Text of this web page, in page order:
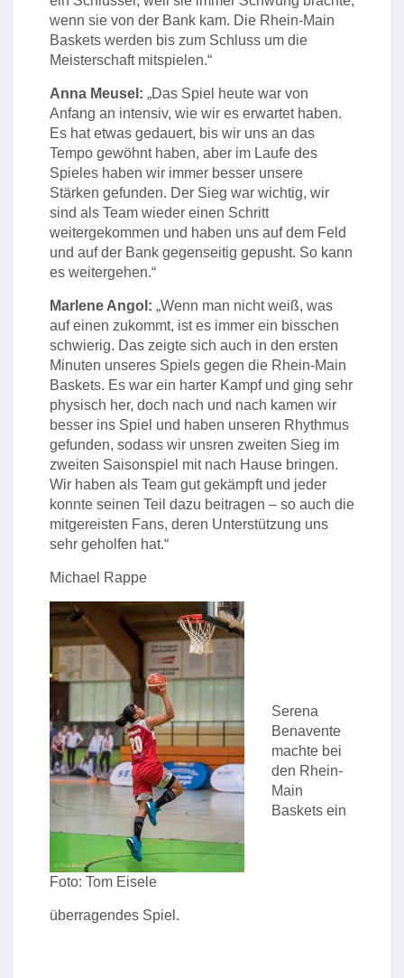
wenn sie von der Bank kam. Die Rhein-Main
Baskets werden bis zum Schluss um die
Meisterschaft mitspielen.“
Anna Meusel: „Das Spiel heute war von
Anfang an intensiv, wie wir es erwartet haben.
Es hat etwas gedauert, bis wir uns an das
Tempo gewöhnt haben, aber im Laufe des
Spieles haben wir immer besser unsere
Stärken gefunden. Der Sieg war wichtig, wir
sind als Team wieder einen Schritt
weitergekommen und haben uns auf dem Feld
und auf der Bank gegenseitig gepusht. So kann
es weitergehen.“
Marlene Angol: „Wenn man nicht weiß, was
auf einen zukommt, ist es immer ein bisschen
schwierig. Das zeigte sich auch in den ersten
Minuten unseres Spiels gegen die Rhein-Main
Baskets. Es war ein harter Kampf und ging sehr
physisch her, doch nach und nach kamen wir
besser ins Spiel und haben unseren Rhythmus
gefunden, sodass wir unsren zweiten Sieg im
zweiten Saisonspiel mit nach Hause bringen.
Wir haben als Team gut gekämpft und jeder
konnte seinen Teil dazu beitragen – so auch die
mitgereisten Fans, deren Unterstützung uns
sehr geholfen hat.“
Michael Rappe
Foto: Tom Eisele
Serena
Benavente
machte bei
den Rhein-
Main
Baskets ein
überragendes Spiel.